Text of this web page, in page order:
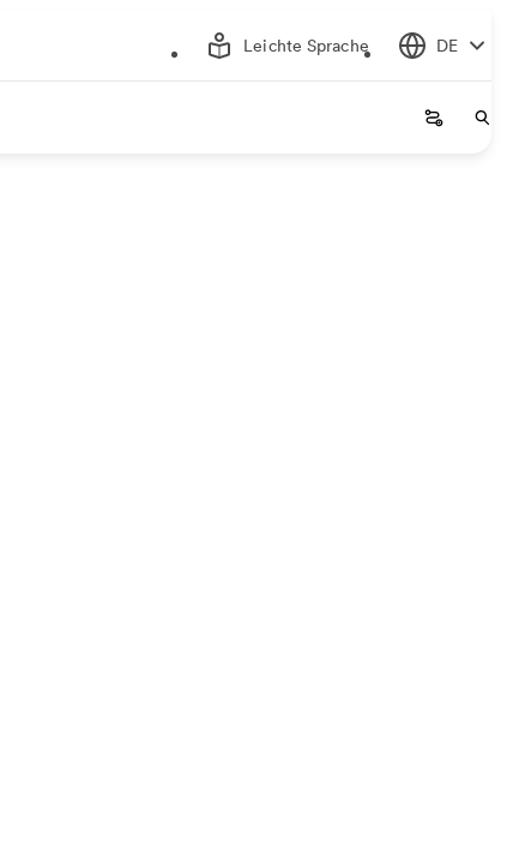
Leichte Sprache DE
Startseite